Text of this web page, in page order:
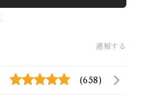
通報する
(658)